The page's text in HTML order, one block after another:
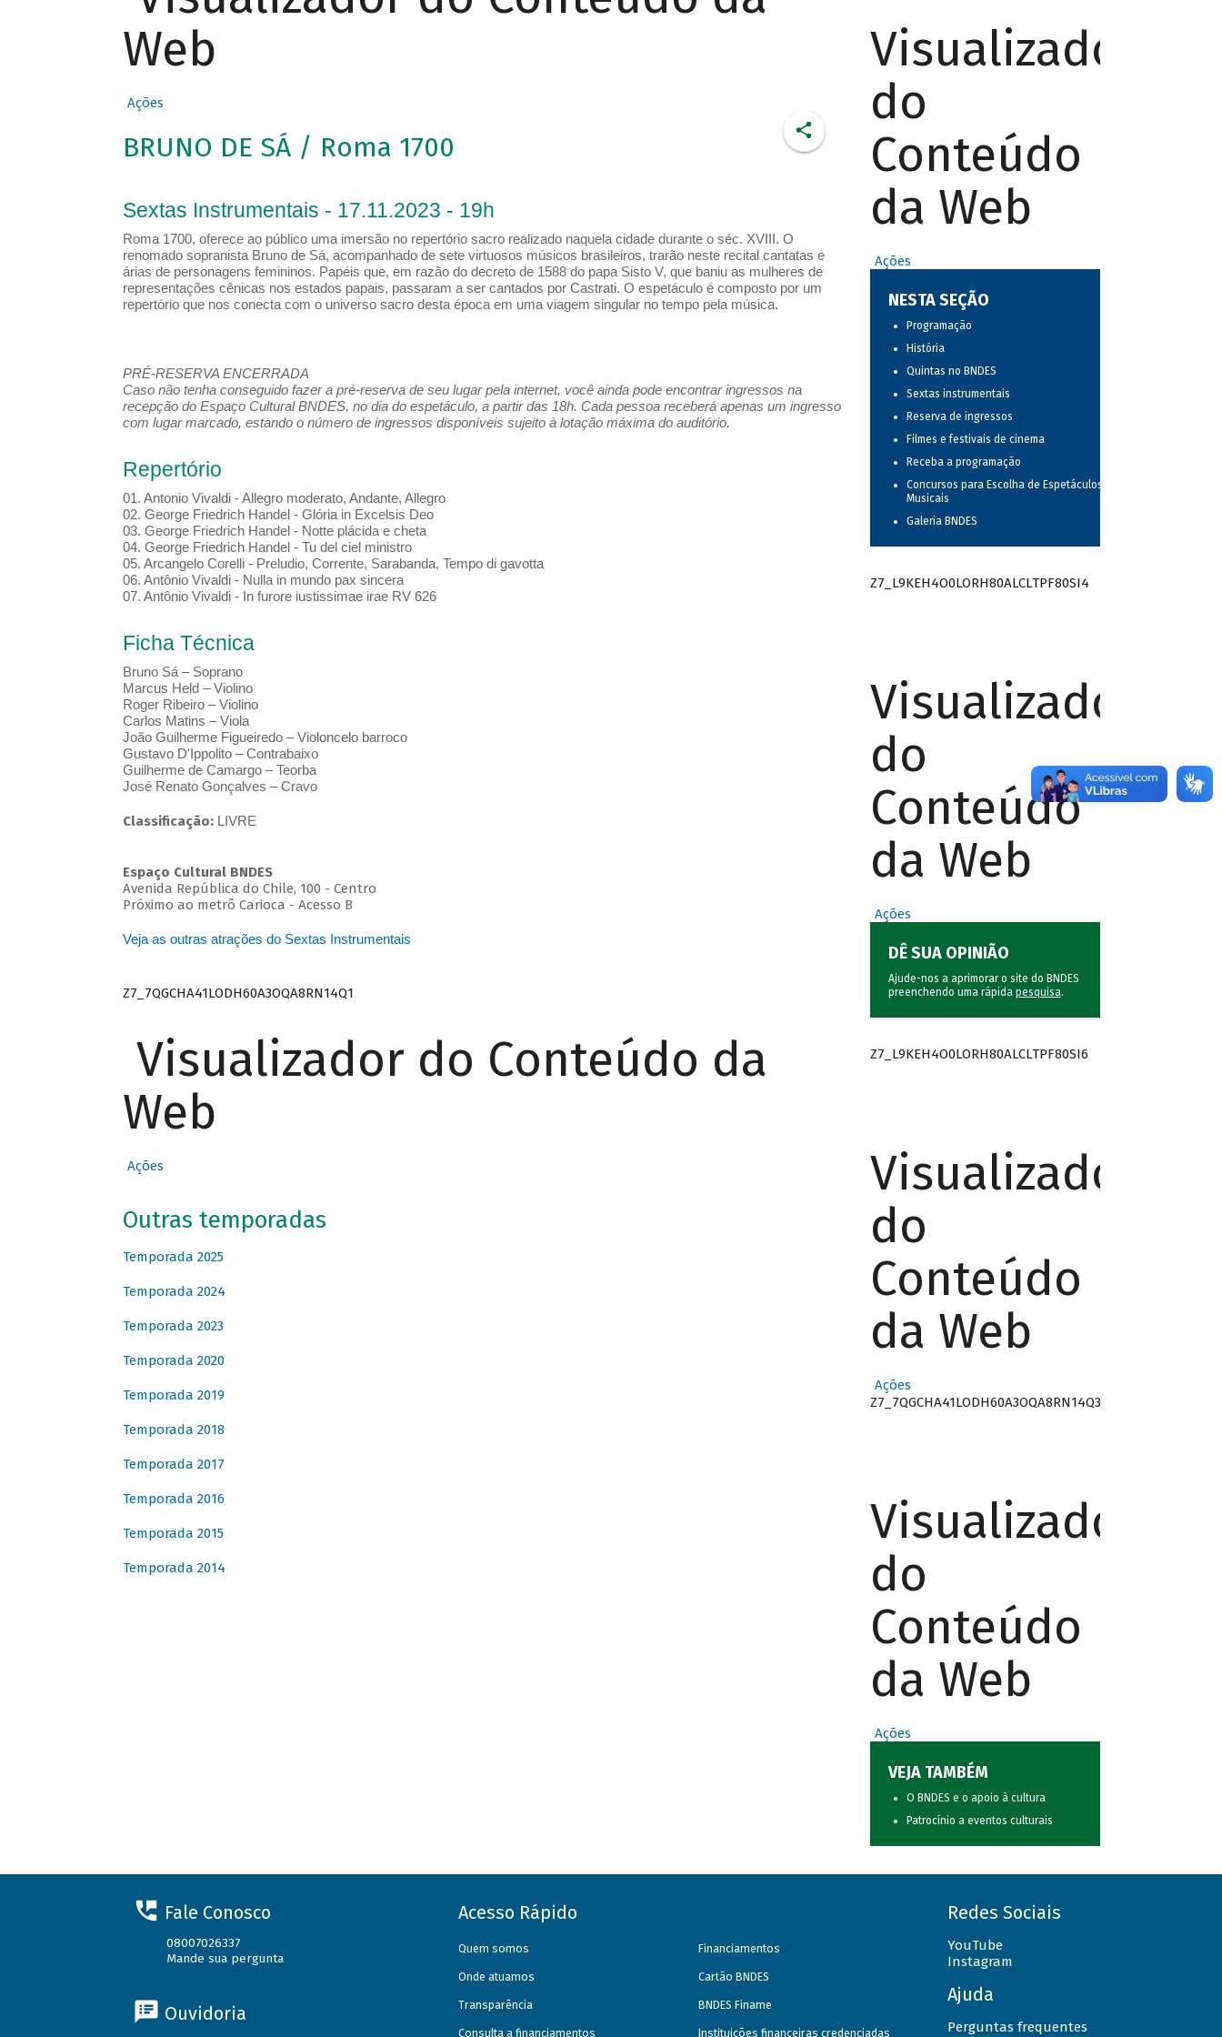
Web
Ações
BRUNO DE SÁ / Roma 1700
Sextas Instrumentais - 17.11.2023 - 19h
Roma 1700, oferece ao público uma imersão no repertório sacro realizado naquela cidade durante o séc. XVIII. O
renomado sopranista Bruno de Sá, acompanhado de sete virtuosos músicos brasileiros, trarão neste recital cantatas e
árias de personagens femininos. Papéis que, em razão do decreto de 1588 do papa Sisto V, que baniu as mulheres de
representações cênicas nos estados papais, passaram a ser cantados por Castrati. O espetáculo é composto por um
repertório que nos conecta com o universo sacro desta época em uma viagem singular no tempo pela música.
PRÉ-RESERVA ENCERRADA
Caso não tenha conseguido fazer a pré-reserva de seu lugar pela internet, você ainda pode encontrar ingressos na
recepção do Espaço Cultural BNDES, no dia do espetáculo, a partir das 18h. Cada pessoa receberá apenas um ingresso
com lugar marcado, estando o número de ingressos disponíveis sujeito à lotação máxima do auditório.
Repertório
01. Antonio Vivaldi - Allegro moderato, Andante, Allegro
02. George Friedrich Handel - Glória in Excelsis Deo
03. George Friedrich Handel - Notte plácida e cheta
04. George Friedrich Handel - Tu del ciel ministro
05. Arcangelo Corelli - Preludio, Corrente, Sarabanda, Tempo di gavotta
06. Antônio Vivaldi - Nulla in mundo pax sincera
07. Antônio Vivaldi - In furore iustissimae irae RV 626
Ficha Técnica
Bruno Sá – Soprano
Marcus Held – Violino
Roger Ribeiro – Violino
Carlos Matins – Viola
João Guilherme Figueiredo – Violoncelo barroco
Gustavo D'Ippolito – Contrabaixo
Guilherme de Camargo – Teorba
José Renato Gonçalves – Cravo
Classificação: LIVRE
Espaço Cultural BNDES
Avenida República do Chile, 100 - Centro
Próximo ao metrô Carioca - Acesso B
Veja as outras atrações do Sextas Instrumentais
Z7_7QGCHA41LODH60A3OQA8RN14Q1
Visualizador do Conteúdo da
Web
Ações
Outras temporadas
Temporada 2025
Temporada 2024
Temporada 2023
Temporada 2020
Temporada 2019
Temporada 2018
Temporada 2017
Temporada 2016
Temporada 2015
Temporada 2014
Visualizador
do
Conteúdo
da Web
Ações
NESTA SEÇÃO
Programação
História
Quintas no BNDES
Sextas instrumentais
Reserva de ingressos
Filmes e festivais de cinema
Receba a programação
Concursos para Escolha de Espetáculos
Musicais
Galeria BNDES
Z7_L9KEH4O0LORH80ALCLTPF80SI4
Visualizador
do
Conteúdo
da Web
Ações
DÊ SUA OPINIÃO
Ajude-nos a aprimorar o site do BNDES
preenchendo uma rápida pesquisa.
Z7_L9KEH4O0LORH80ALCLTPF80SI6
Visualizador
do
Conteúdo
da Web
Ações
Z7_7QGCHA41LODH60A3OQA8RN14Q3
Visualizador
do
Conteúdo
da Web
Ações
VEJA TAMBÉM
O BNDES e o apoio à cultura
Patrocínio a eventos culturais
Fale Conosco
08007026337
Mande sua pergunta
Ouvidoria
Acesso Rápido
Quem somos
Onde atuamos
Transparência
Consulta a financiamentos
Financiamentos
Cartão BNDES
BNDES Finame
Instituições financeiras credenciadas
Redes Sociais
YouTube
Instagram
Ajuda
Perguntas frequentes